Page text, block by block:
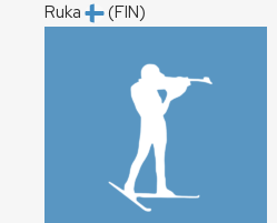
Ruka
(FIN)